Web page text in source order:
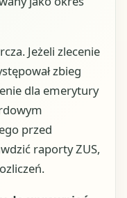
Jeżeli zlecenie
zbieg
dla emerytury
przed
raporty ZUS,